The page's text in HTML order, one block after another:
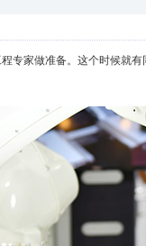
家做准备。这个时候就